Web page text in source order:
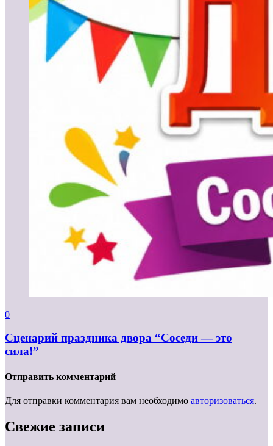
0
Сценарий праздника двора “Соседи — это
сила!”
Отправить комментарий
Для отправки комментария вам необходимо авторизоваться.
Свежие записи